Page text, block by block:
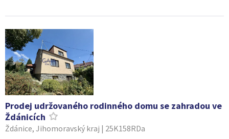
Prodej udržovaného rodinného domu se zahradou ve
Ždánicích
Ždánice, Jihomoravský kraj | 25K158RDa